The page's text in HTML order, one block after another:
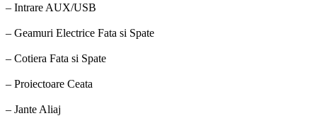
– Intrare AUX/USB
– Geamuri Electrice Fata si Spate
– Cotiera Fata si Spate
– Proiectoare Ceata
– Jante Aliaj